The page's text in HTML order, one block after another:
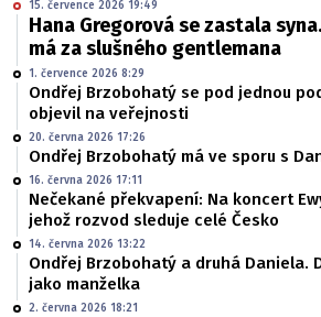
15. července 2026 19:49
Hana Gregorová se zastala
má za slušného gentlemana
1. července 2026 8:29
Ondřej Brzobohatý se pod jednou
objevil na veřejnosti
20. června 2026 17:26
Ondřej Brzobohatý má ve sporu s
16. června 2026 17:11
Nečekané překvapení: Na koncert
jehož rozvod sleduje celé Česko
14. června 2026 13:22
Ondřej Brzobohatý a druhá Daniela.
jako manželka
2. června 2026 18:21